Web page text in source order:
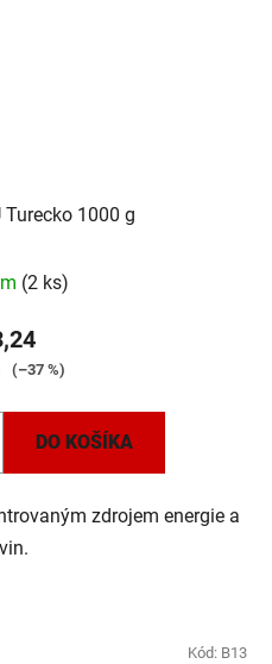
Turecko 1000 g
(2 ks)
(–37 %)
DO KOŠÍKA
zdrojem energie a
Kód: B13